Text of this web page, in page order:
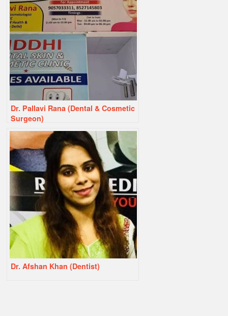
Dr. Pallavi Rana (Dental & Cosmetic
Surgeon)
Dr. Afshan Khan (Dentist)